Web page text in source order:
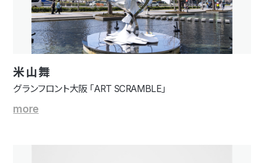
米山舞
グランフロント大阪 「ART SCRAMBLE」
more